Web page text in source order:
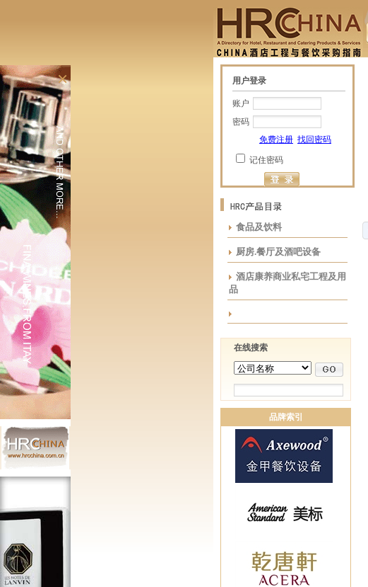
× 用户登录
账户
密码
免费注册 找回密码
记住密码
食品及饮料
厨房.餐厅及酒吧设备
酒店康养商业私宅工程及用
品
在线搜索
品牌索引